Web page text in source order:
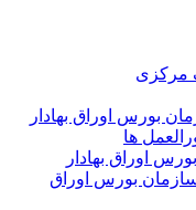
مرکزی
بورس اوراق بهادار
ها
اوراق بهادار
بورس اوراق